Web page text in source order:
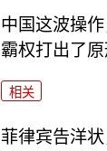
中国这波操
霸权打出了
相关
菲律宾告洋